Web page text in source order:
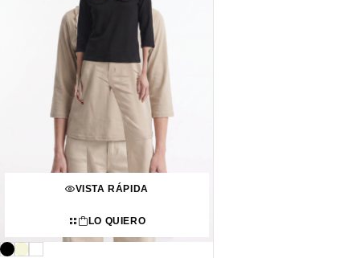
VISTA RÁPIDA
LO QUIERO